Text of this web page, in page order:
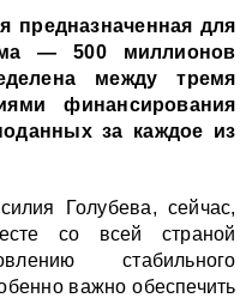
предназначенная для
— 500 миллионов
между тремя
финансирования
за каждое из
Голубева, сейчас,
со всей страной
стабильного
важно обеспечить